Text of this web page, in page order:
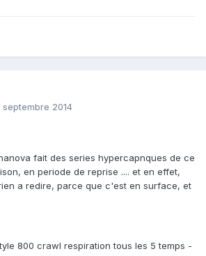
septembre 2014
fait des series hypercapnques de ce
en periode de reprise .... et en effet,
a redire, parce que c'est en surface, et
800 crawl respiration tous les 5 temps -